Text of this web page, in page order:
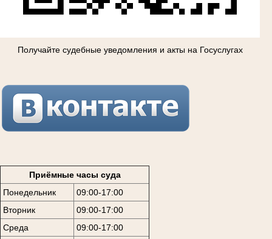
Получайте судебные уведомления и акты на Госуслугах
Приёмные часы суда
Понедельник
09:00-17:00
Вторник
09:00-17:00
Среда
09:00-17:00